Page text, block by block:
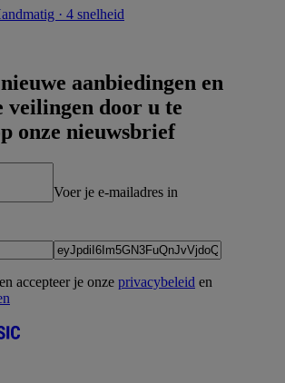
· 4 snelheid
aanbiedingen en
veilingen door u te
onze nieuwsbrief
Voer je e-mailadres in
accepteer je onze privacybeleid en